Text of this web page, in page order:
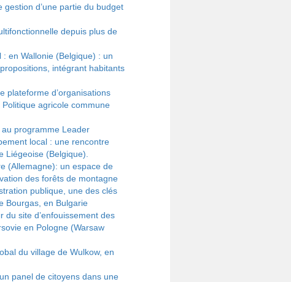
gestion d’une partie du budget
depuis plus de
en Wallonie (Belgique) : un
intégrant habitants
plateforme d’organisations
agricole commune
programme Leader
local : une rencontre
Liégeoise (Belgique).
(Allemagne): un espace de
des forêts de montagne
publique, une des clés
Bourgas, en Bulgarie
du site d’enfouissement des
en Pologne (Warsaw
du village de Wulkow, en
panel de citoyens dans une